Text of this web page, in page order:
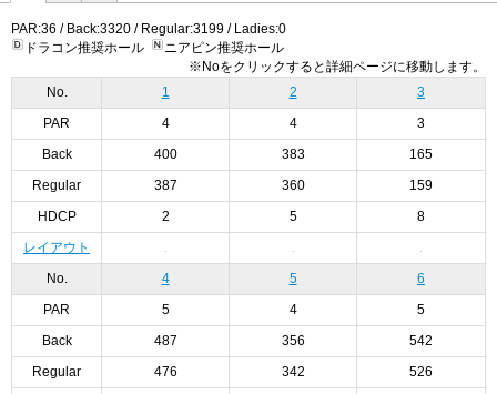
PAR:36 / Back:3320 / Regular:3199 / Ladies:0
ドラコン推奨ホール
ニアピン推奨ホール
※Noをクリックすると詳細ページに移動します。
No.
1 2 3
PAR 4 4 3
Back 400 383 165
Regular 387 360 159
HDCP 2 5 8
レイアウト
No. 4 5 6
PAR 5 4 5
Back 487 356 542
Regular 476 342 526